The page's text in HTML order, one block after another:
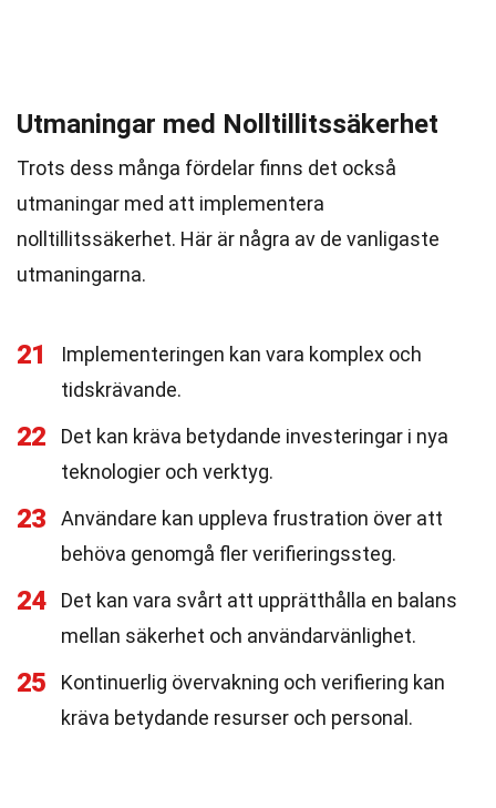
Utmaningar med Nolltillitssäkerhet
Trots dess många fördelar finns det också
utmaningar med att implementera
nolltillitssäkerhet. Här är några av de vanligaste
utmaningarna.
21
Implementeringen kan vara komplex och
tidskrävande.
22
Det kan kräva betydande investeringar i nya
teknologier och verktyg.
23
Användare kan uppleva frustration över att
behöva genomgå fler verifieringssteg.
24
Det kan vara svårt att upprätthålla en balans
mellan säkerhet och användarvänlighet.
25
Kontinuerlig övervakning och verifiering kan
kräva betydande resurser och personal.